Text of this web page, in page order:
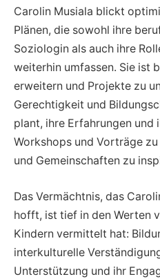
Carolin Musiala blickt
Plänen, die sowohl ihre
Soziologin als auch ihre
weiterhin umfassen. Sie ist
erweitern und Projekte zu
Gerechtigkeit und
plant, ihre Erfahrungen und
Workshops und Vorträge
und Gemeinschaften zu
Das Vermächtnis, das
hofft, ist tief in den Werten
Kindern vermittelt hat:
interkulturelle
Unterstützung und ihr